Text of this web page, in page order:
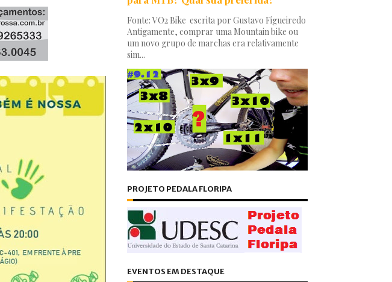
Fonte: VO2 Bike escrita por Gustavo Figueiredo
Antigamente, comprar uma Mountain bike ou
um novo grupo de marchas era relativamente
sim...
PROJETO PEDALA FLORIPA
EVENTOS EM DESTAQUE